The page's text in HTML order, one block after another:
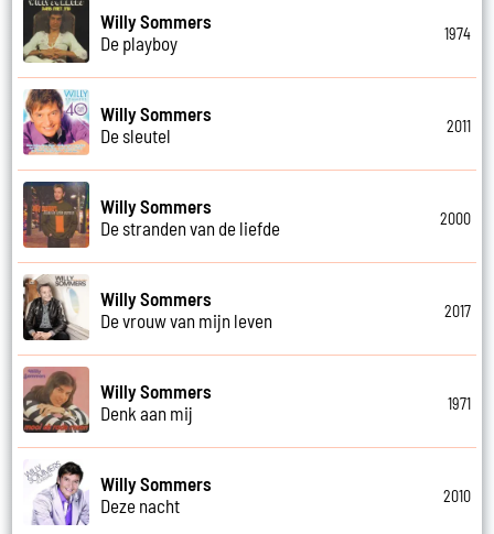
Willy Sommers
De playboy
1974
Willy Sommers
De sleutel
2011
Willy Sommers
De stranden van de liefde
2000
Willy Sommers
De vrouw van mijn leven
2017
Willy Sommers
Denk aan mij
1971
Willy Sommers
Deze nacht
2010